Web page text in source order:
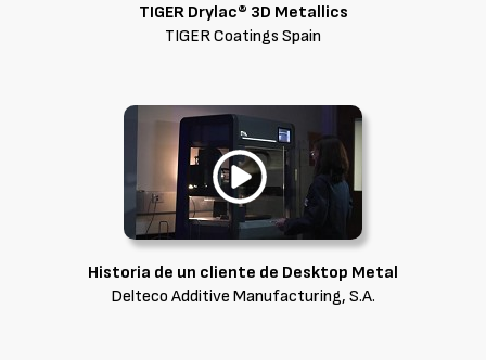
TIGER Drylac® 3D Metallics
TIGER Coatings Spain
Historia de un cliente de Desktop Metal
Delteco Additive Manufacturing, S.A.